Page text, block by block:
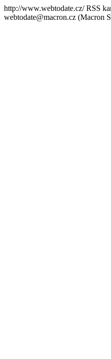
http://www.webtodate.cz/RSS
webtodate@macron.cz (Macron